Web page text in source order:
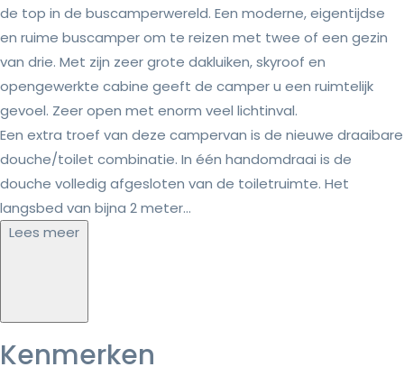
de top in de buscamperwereld. Een moderne, eigentijdse
en ruime buscamper om te reizen met twee of een gezin
van drie. Met zijn zeer grote dakluiken, skyroof en
opengewerkte cabine geeft de camper u een ruimtelijk
gevoel. Zeer open met enorm veel lichtinval.
Een extra troef van deze campervan is de nieuwe draaibare
douche/toilet combinatie. In één handomdraai is de
douche volledig afgesloten van de toiletruimte. Het
langsbed van bijna 2 meter...
Lees meer
Kenmerken